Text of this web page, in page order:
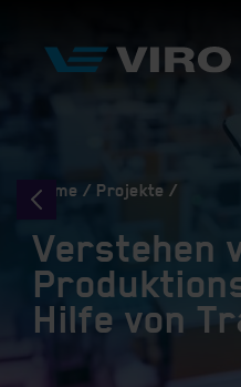
Home Projekte
Verstehen
Hilfe von